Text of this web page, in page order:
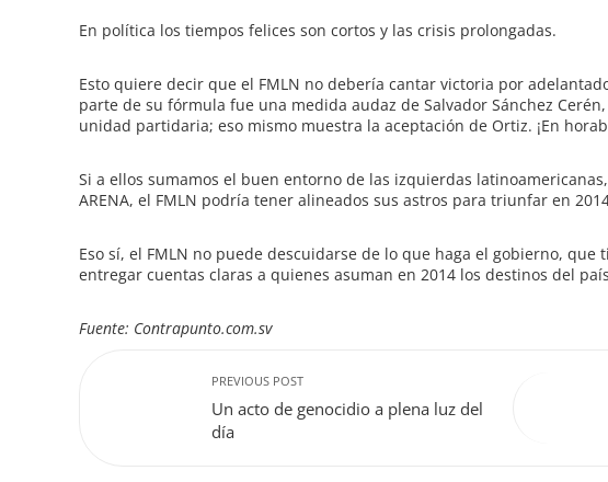
En política los tiempos felices son cortos y las crisis prolongadas.
Esto quiere decir que el FMLN no debería cantar victoria por
parte de su fórmula fue una medida audaz de Salvador Sánchez
unidad partidaria; eso mismo muestra la aceptación de Ortiz. ¡En
Si a ellos sumamos el buen entorno de las izquierdas
ARENA, el FMLN podría tener alineados sus astros para triunfar en
Eso sí, el FMLN no puede descuidarse de lo que haga el gobierno,
entregar cuentas claras a quienes asuman en 2014 los destinos del
Fuente: Contrapunto.com.sv
PREVIOUS POST
Un acto de genocidio a plena luz del
día